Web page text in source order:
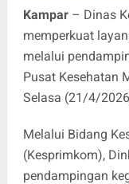
Kampar– Dinas
memperkuat
melalui
Pusat Kesehatan
Selasa (21/4/
Melalui Bidang
(Kesprimkom),
pendampingan